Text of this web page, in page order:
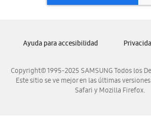
Samsung Panamá
Samsung Venezuela
Copyright© 1995-2025 SAMSUNG Todos los
Este sitio se ve mejor en las últimas
Safari y Mozilla Firefox.
Ayuda para accesibilidad